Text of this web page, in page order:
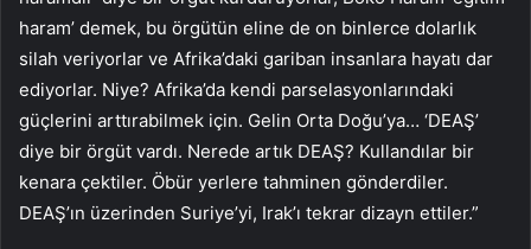
haram’ demek, bu örgütün eline de on binlerce dolarlık
silah veriyorlar ve Afrika’daki gariban insanlara hayatı dar
ediyorlar. Niye? Afrika’da kendi parselasyonlarındaki
güçlerini arttırabilmek için. Gelin Orta Doğu’ya… ‘DEAŞ’
diye bir örgüt vardı. Nerede artık DEAŞ? Kullandılar bir
kenara çektiler. Öbür yerlere tahminen gönderdiler.
DEAŞ’ın üzerinden Suriye’yi, Irak’ı tekrar dizayn ettiler.”